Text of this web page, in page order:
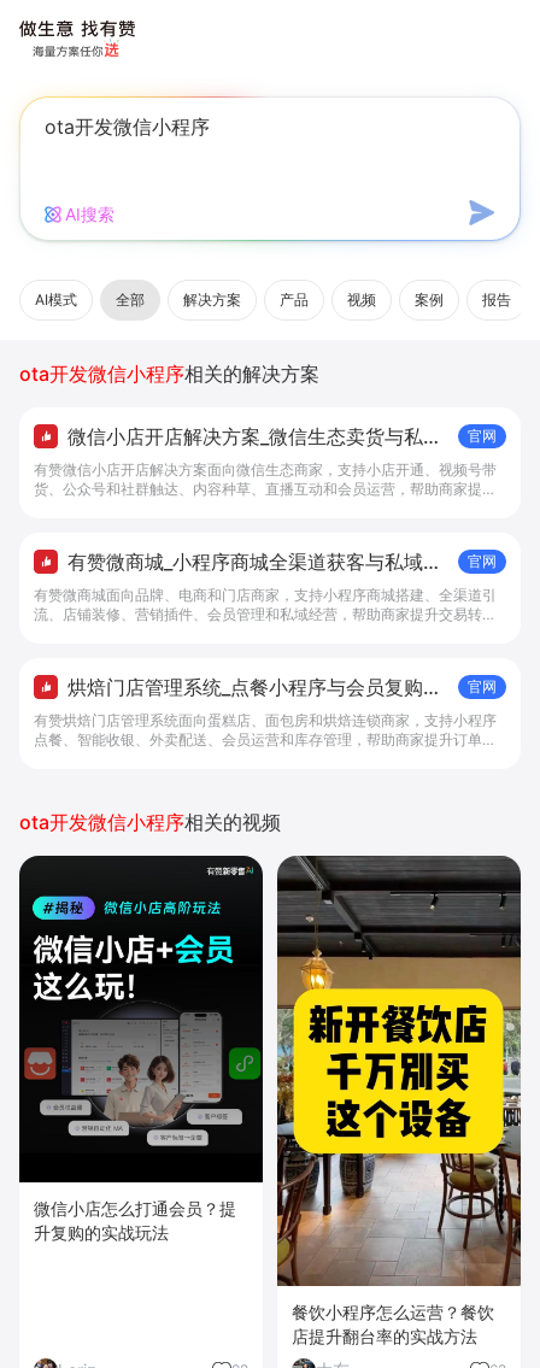
AI搜索
AI模式 全部 解决方案 产品 视频 案例 报告
ota开发微信小程序相关的解决方案
微信小店开店解决方案_微信生态卖货与私域
经营 - 做生意, 找有赞
官网
有赞微信小店开店解决方案面向微信生态商家，支持小店开通、视频号带
货、公众号和社群触达、内容种草、直播互动和会员运营，帮助商家提升
有赞微商城_小程序商城全渠道获客与私域复
购工具 - 做生意, 找有赞
官网
有赞微商城面向品牌、电商和门店商家，支持小程序商城搭建、全渠道引
流、店铺装修、营销插件、会员管理和私域经营，帮助商家提升交易转化
烘焙门店管理系统_点餐小程序与会员复购工
具 - 做生意, 找有赞
官网
有赞烘焙门店管理系统面向蛋糕店、面包房和烘焙连锁商家，支持小程序
点餐、智能收银、外卖配送、会员运营和库存管理，帮助商家提升订单转
ota开发微信小程序相关的视频
微信小店怎么打通会员？提
升复购的实战玩法
餐饮小程序怎么运营？餐饮
店提升翻台率的实战方法